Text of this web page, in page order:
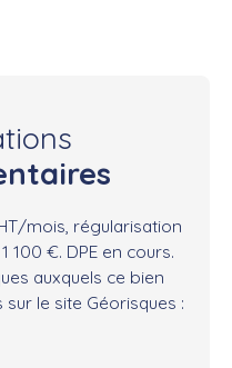
mois, régularisation
100 €. DPE en cours.
auxquels ce bien
le site Géorisques :